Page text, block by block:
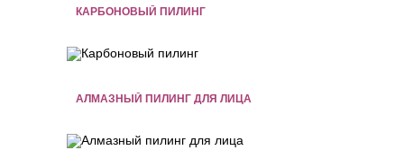
КАРБОНОВЫЙ ПИЛИНГ
АЛМАЗНЫЙ ПИЛИНГ ДЛЯ ЛИЦА